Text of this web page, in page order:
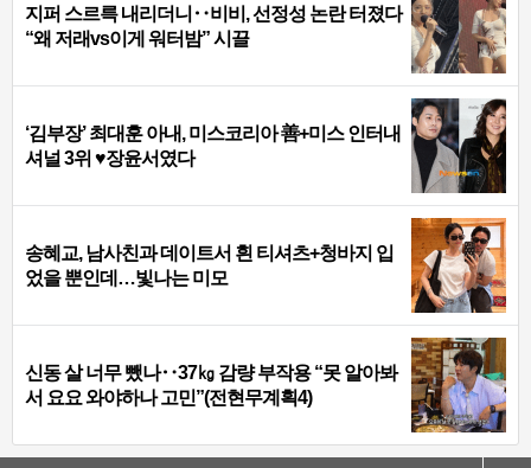
지퍼 스르륵 내리더니‥비비, 선정성 논란 터졌다
“왜 저래vs이게 워터밤” 시끌
‘김부장’ 최대훈 아내, 미스코리아 善+미스 인터내
셔널 3위 ♥장윤서였다
송혜교, 남사친과 데이트서 흰 티셔츠+청바지 입
었을 뿐인데…빛나는 미모
신동 살 너무 뺐나‥37㎏ 감량 부작용 “못 알아봐
서 요요 와야하나 고민”(전현무계획4)